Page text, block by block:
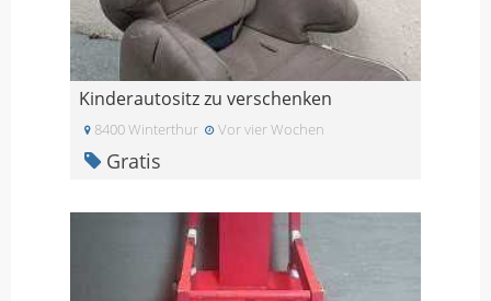
Kinderautositz zu verschenken
8400 Winterthur Vor vier Wochen
Gratis